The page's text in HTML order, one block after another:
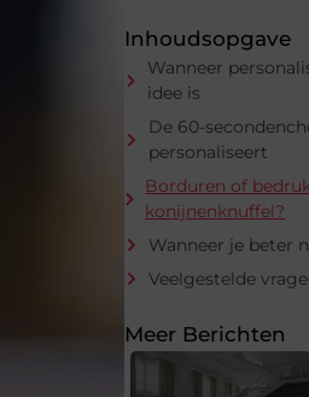
Inhoudsopgave
Wanneer
idee is
De 60-
personaliseert
Borduren of
konijnenknuffel?
Wanneer je beter
Veelgestelde
Meer Berichten